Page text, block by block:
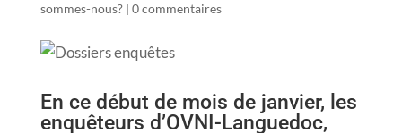
sommes-nous?| 0 commentaires
En ce début de mois de janvier, les
enquêteurs d’OVNI-Languedoc,